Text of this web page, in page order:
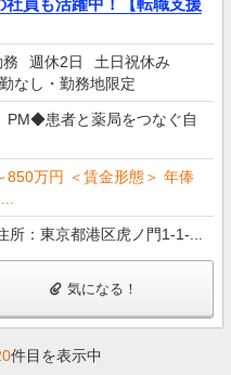
週休2日
土日祝休み
なし・勤務地限定
PM◆患者と薬局をつなぐ自
850万円 ＜賃金形態＞ 年俸
所：東京都港区虎ノ門1-1-...
気になる！
件目を表示中